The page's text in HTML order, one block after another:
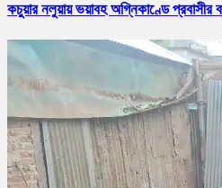
কচুয়ার নলুয়ায় ভয়াবহ অগ্নিকাণ্ডে প্রবাসীর